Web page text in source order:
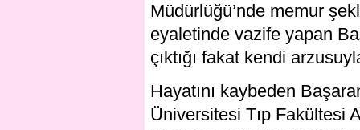
Müdürlüğü’nde memur
eyaletinde vazife yapan
çıktığı fakat kendi
Hayatını kaybeden
Üniversitesi Tıp Fakültesi